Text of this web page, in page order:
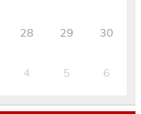
28 29 30
4 5 6